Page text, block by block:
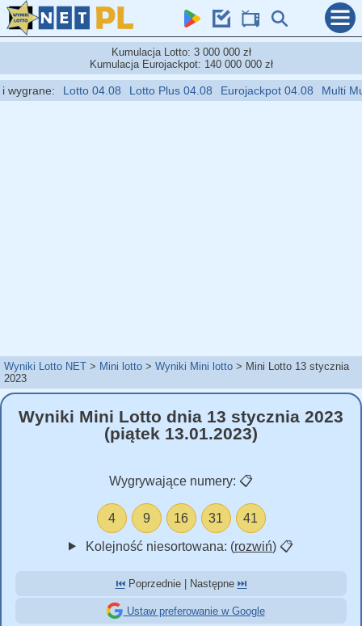
Kumulacja Lotto: 3 000 000 zł
Kumulacja Eurojackpot: 140 000 000 zł
Lotto 04.08 Lotto Plus 04.08 Eurojackpot 04.08 Multi Multi
Wyniki Lotto NET Mini lotto Wyniki Mini lotto
Mini Lotto 13 stycznia
2023
Wyniki Mini Lotto dnia 13 stycznia 2023
(piątek 13.01.2023)
Wygrywające numery: 📋
4 9 16 31 41
Kolejność niesortowana: (rozwiń) 📋
⏮️Poprzednie | Następne ⏭️
Ustaw preferowanie w Google